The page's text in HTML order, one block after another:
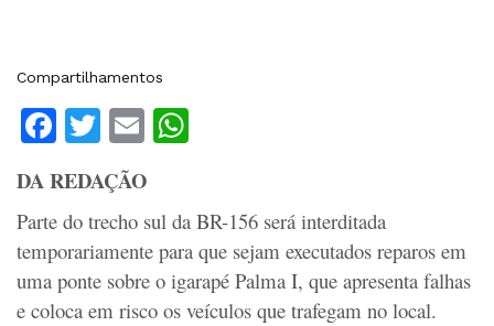
Compartilhamentos
Facebook
Twitter
Email
DA REDAÇÃO
Parte do trecho sul da BR-156 será interditada
temporariamente para que sejam executados reparos em
uma ponte sobre o igarapé Palma I, que apresenta falhas
e coloca em risco os veículos que trafegam no local.